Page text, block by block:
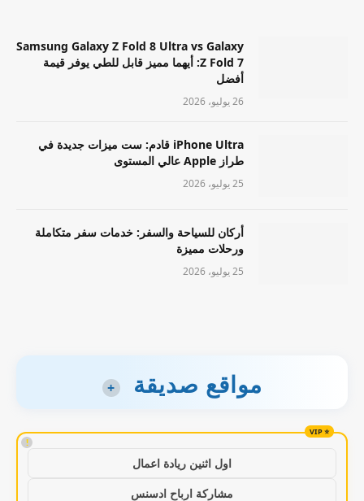
Samsung Galaxy Z Fold 8 Ultra vs Galaxy
Z Fold 7: أيهما مميز قابل للطي يوفر قيمة
أفضل
26 يوليو، 2026
iPhone Ultra قادم: ست ميزات جديدة في
طراز Apple عالي المستوى
25 يوليو، 2026
أركان للسياحة والسفر: خدمات سفر متكاملة
ورحلات مميزة
25 يوليو، 2026
مواقع صديقة +
!
اول اثنين ريادة اعمال
مشاركة ارباح ادسنس